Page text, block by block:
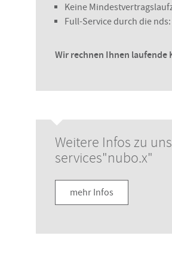
Keine
Full-Service durch die
Wir rechnen Ihnen laufende
Weitere Infos zu
services"nubo.x"
mehr Infos